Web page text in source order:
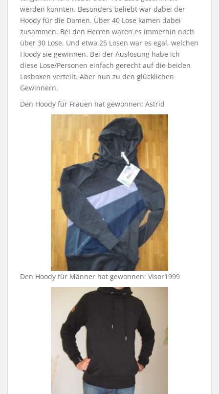
werden konnten. Besonders beliebt war dabei der
Hoody für die Damen. Über 40 Lose kamen dabei
zusammen. Bei den Herren waren es immerhin noch
über 30 Lose. Und etwa 25 Losen war es egal, welchen
Hoody sie gewinnen. Bei der Auslosung habe ich
diese Lose/Personen einfach gerecht auf die beiden
Losboxen verteilt. Aber nun zu den glücklichen
Gewinnern.
Den Hoody für Frauen hat gewonnen: Astrid
Den Hoody für Männer hat gewonnen: Visor1999